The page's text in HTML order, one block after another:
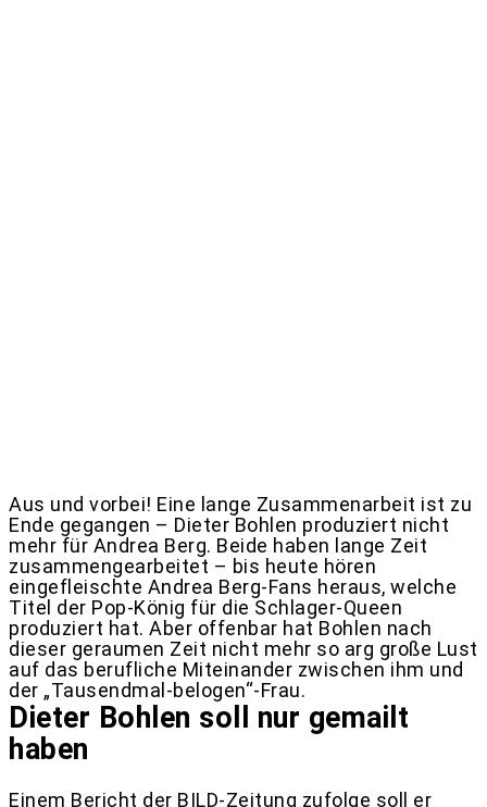
Aus und vorbei! Eine lange Zusammenarbeit ist zu
Ende gegangen – Dieter Bohlen produziert nicht
mehr für Andrea Berg. Beide haben lange Zeit
zusammengearbeitet – bis heute hören
eingefleischte Andrea Berg-Fans heraus, welche
Titel der Pop-König für die Schlager-Queen
produziert hat. Aber offenbar hat Bohlen nach
dieser geraumen Zeit nicht mehr so arg große Lust
auf das berufliche Miteinander zwischen ihm und
der „Tausendmal-belogen“-Frau.
Dieter Bohlen soll nur gemailt
haben
Einem Bericht der BILD-Zeitung zufolge soll er